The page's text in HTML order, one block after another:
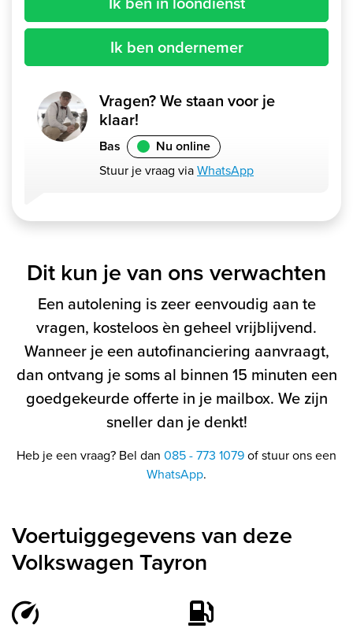
Ik ben ondernemer
Vragen? We staan voor je
klaar!
Bas
Nu online
Stuur je vraag viaWhatsApp
Dit kun je van ons verwachten
Een autolening is zeer eenvoudig aan te
vragen, kosteloos èn geheel vrijblijvend.
Wanneer je een autofinanciering aanvraagt,
dan ontvang je soms al binnen 15 minuten een
goedgekeurde offerte in je mailbox. We zijn
sneller dan je denkt!
Heb je een vraag? Bel dan 085 - 773 1079of stuur ons een
WhatsApp.
Voertuiggegevens van deze
Volkswagen Tayron